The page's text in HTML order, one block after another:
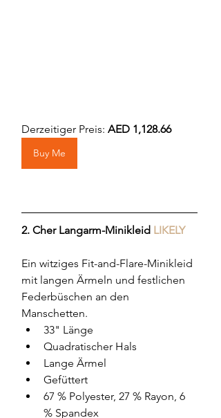
Derzeitiger Preis: AED 1,128.66
Buy Me
2. Cher Langarm-Minikleid LIKELY
Ein witziges Fit-and-Flare-Minikleid
mit langen Ärmeln und festlichen
Federbüschen an den
Manschetten.
33" Länge
Quadratischer Hals
Lange Ärmel
Gefüttert
67 % Polyester, 27 % Rayon, 6
% Spandex